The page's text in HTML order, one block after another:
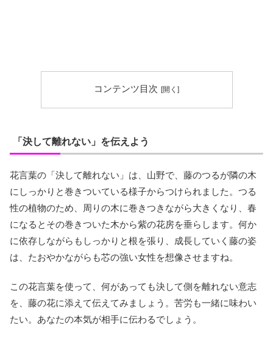
コンテンツ目次
「決して離れない」を伝えよう
花言葉の「決して離れない」は、山野で、藤のつるが隣の木
にしっかりと巻きついている様子からつけられました。つる
性の植物のため、周りの木に巻きつきながら大きくなり、春
になるとその巻きついた木から紫の花房を垂らします。何か
に依存しながらもしっかりと根を張り、成長していく藤の姿
は、たおやかながらも芯の強い女性を想像させますね。
この花言葉を使って、何があっても決して側を離れない意志
を、藤の花に添えて伝えてみましょう。苦労も一緒に味わい
たい。あなたの本気が相手に伝わるでしょう。